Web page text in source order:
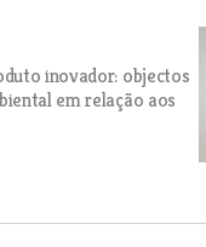
inovador: objectos
em relação aos